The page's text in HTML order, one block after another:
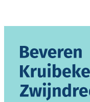
Gemeente